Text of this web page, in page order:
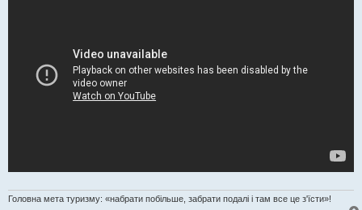
Головна мета туризму: «набрати побільше, забрати подалі і там все це з'їсти»!